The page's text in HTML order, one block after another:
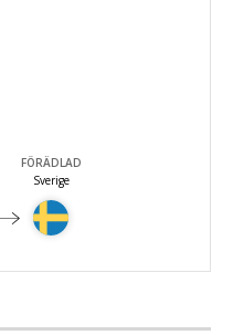
FÖRÄDLAD
Sverige